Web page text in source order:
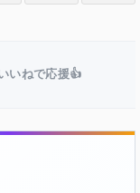
いねで応援👍